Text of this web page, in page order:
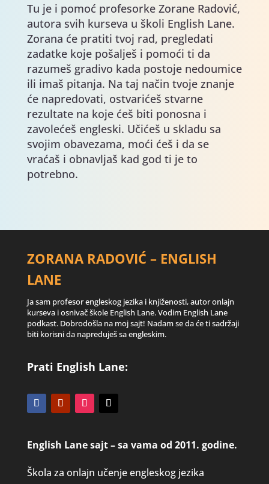
Tu je i pomoć profesorke Zorane Radović,
autora svih kurseva u školi English Lane.
Zorana će pratiti tvoj rad, pregledati
zadatke koje pošalješ i pomoći ti da
razumeš gradivo kada postoje nedoumice
ili imaš pitanja. Na taj način tvoje znanje
će napredovati, ostvarićeš stvarne
rezultate na koje ćeš biti ponosna i
zavolećeš engleski. Učićeš u skladu sa
svojim obavezama, moći ćeš i da se
vraćaš i obnavljaš kad god ti je to
potrebno.
ZORANA RADOVIĆ – ENGLISH
LANE
Ja sam profesor engleskog jezika i knjiženosti, autor onlajn
kurseva i osnivač škole English Lane. Vodim English Lane
podkast. Dobrodošla na moj sajt! Nadam se da će ti sadržaji
biti korisni da napreduješ sa engleskim.
Prati English Lane:
English Lane sajt – sa vama od 2011. godine.
Škola za onlajn učenje engleskog jezika